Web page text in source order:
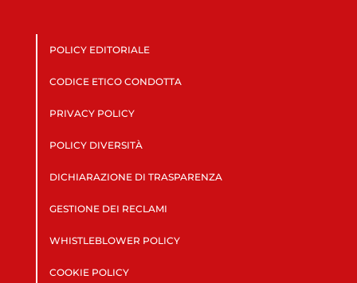
POLICY EDITORIALE
CODICE ETICO CONDOTTA
PRIVACY POLICY
POLICY DIVERSITÀ
DICHIARAZIONE DI TRASPARENZA
GESTIONE DEI RECLAMI
WHISTLEBLOWER POLICY
COOKIE POLICY